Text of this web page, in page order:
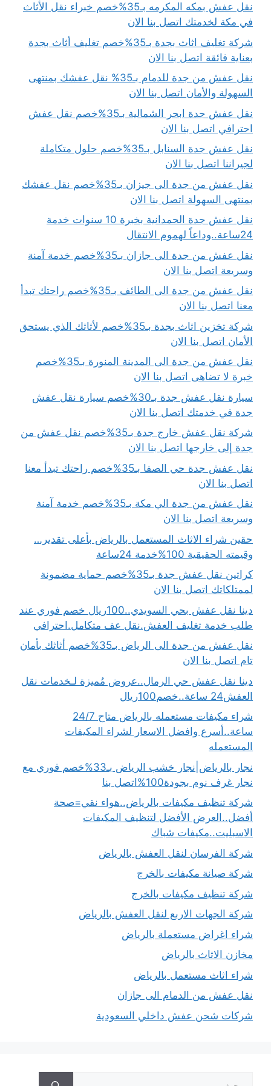
نقل عفش بمكه المكرمه بـ35%خصم خبراء نقل الأثاث
في مكة لخدمتك اتصل بنا الان
شركة تغليف اثاث بجدة بـ35%خصم تغليف أثاث بجدة
بعناية فائقة اتصل بنا الان
نقل عفش من جدة للدمام بـ35% نقل عفشك بمنتهى
السهولة والأمان اتصل بنا الان
نقل عفش جدة ابحر الشمالية بـ35%خصم نقل عفش
احترافي اتصل بنا الان
نقل عفش جدة السنابل بـ35%خصم حلول متكاملة
لجيراننا اتصل بنا الان
نقل عفش من جدة الى جيزان بـ35%خصم نقل عفشك
بمنتهى السهولة اتصل بنا الان
نقل عفش جدة الحمدانية بخبرة 10 سنوات خدمة
24ساعة..وداعاً لهموم الانتقال
نقل عفش من جدة الى جازان بـ35%خصم خدمة آمنة
وسريعة اتصل بنا الان
نقل عفش من جدة الى الطائف بـ35%خصم راحتك تبدأ
معنا اتصل بنا الان
شركة تخزين اثاث بجدة بـ35%خصم لأثاثك الذي يستحق
الأمان اتصل بنا الان
نقل عفش من جدة الى المدينة المنورة بـ35%خصم
خبرة لا تضاهى اتصل بنا الان
سيارة نقل عفش جدة بـ30%خصم سيارة نقل عفش
جدة في خدمتك اتصل بنا الان
شركة نقل عفش خارج جدة بـ35%خصم نقل عفش من
جدة إلى خارجها اتصل بنا الان
نقل عفش جدة حي الصفا بـ35%خصم راحتك تبدأ معنا
اتصل بنا الان
نقل عفش من جدة الي مكة بـ35%خصم خدمة آمنة
وسريعة اتصل بنا الان
حقين شراء الاثاث المستعمل بالرياض بأعلى تقدير…
وقيمته الحقيقية 100%خدمة 24ساعة
كراتين نقل عفش جدة بـ35%خصم حماية مضمونة
لممتلكاتك اتصل بنا الان
دينا نقل عفش بحي السويدي..100ريال خصم فوري عند
طلب خدمة تغليف العفش.نقل عف متكامل.احترافي
نقل عفش من جدة الى الرياض بـ35%خصم أثاثك بأمان
تام اتصل بنا الان
دينا نقل عفش حي الرمال..عروض مُميزة لـخدمات نقل
العفش24 ساعة..خصم100ريال
شراء مكيفات مستعمله بالرياض متاح 24/7
ساعة..أسرع وافضل الاسعار لشراء المكيفات
المستعمله
نجار بالرياض|نجار خشب الرياض بـ33%خصم فوري مع
نجار غرف نوم بجودة100%اتصل بنا
شركة تنظيف مكيفات بالرياض..هواء نقي=صحة
أفضل..العرض الأفضل لتنظيف المكيفات
الاسبليت..مكيفات شباك
شركة الفرسان لنقل العفش بالرياض
شركة صيانة مكيفات بالخرج
شركة تنظيف مكيفات بالخرج
شركة الجهات الاربع لنقل العفش بالرياض
شراء اغراض مستعملة بالرياض
مخازن الاثاث بالرياض
شراء اثاث مستعمل بالرياض
نقل عفش من الدمام الى جازان
شركات شحن عفش داخلي السعودية